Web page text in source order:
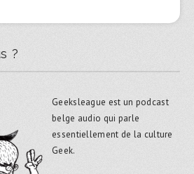
?
Geeksleague est un podcast
belge audio qui parle
essentiellement de la culture
Geek.